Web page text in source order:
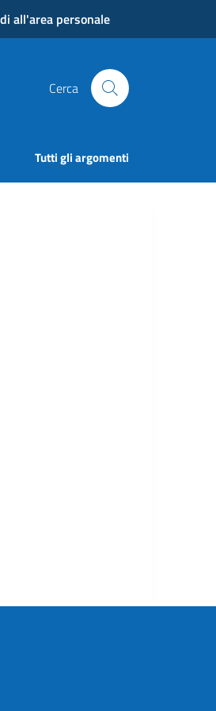
all'area personale
Cerca
Tutti gli argomenti